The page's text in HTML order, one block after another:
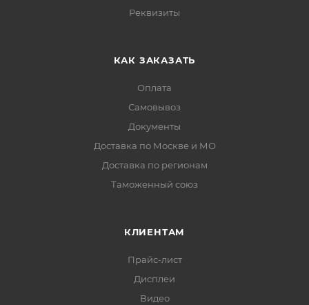
Реквизиты
КАК ЗАКАЗАТЬ
Оплата
Самовывоз
Документы
Доставка по Москве и МО
Доставка по регионам
Таможенный союз
КЛИЕНТАМ
Прайс-лист
Дисплеи
Видео